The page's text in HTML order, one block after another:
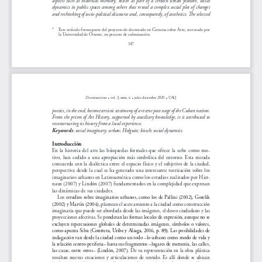
147
dynamics in public spaces among others that reveal a complex social plot of changes
and rethinking of socio-political discourse and, consequently, of aesthetics. The selected
*
Este artículo forma parte del proyecto de doctorado en Ciencias sobre Arte, rectorado por
la Universidad de Oriente, en proceso de culminación.
Diseminaciones vol. 3, núm. 6 julio-diciembre 2020 UAQ
poetics, in the end, become artistic testimony of a recent past stage of the Cuban nation.
From the prism of Art History, supported by auxiliary knowledge, it is attributed to
reconstructing its history from a local experience.
Keywords: social imaginary; urban; Holguin; kitsch; social dynamics.
Introducción
En la historia del arte las búsquedas formales que ofrece la urbe como mo
tivo, han cedido a una apropiación más simbólica del entorno. Esta mirada
concuerda con la dialéctica entre el espacio físico y el subjetivo de la ciudad,
perspectiva desde la cual se ha generado una interesante teorización sobre los
imaginarios urbanos en Latinoamérica como los estudios realizados por Hier
naux (2007) y Lindón (2007) fundamentados en la complejidad que expresan
las dinámicas de sus ciudades.
Los estudios sobre imaginarios urbanos, como los de Pallini (2002), Gorelik
(2002) y Martín (2004), plantean el acercamiento a la ciudad como construcción
imaginaria que puede ser abordada desde las imágenes, el deseo ciudadano y las
proyecciones afectivas. Se ponderan las formas locales de expresión, aunque no se
excluyen repercusiones globales de determinadas imágenes, símbolos o valores,
como apunta Silva (Contrera, Uribe y Aliaga, 2016, p. 89). Las posibilidades de
indagación van desde la ciudad como un todo –lo urbano como modo de vida y
la relación centro-periferia– hasta sus fragmentos –lugares de memoria, las calles,
las casas, entre otros– (Lindón, 2007). De su representación en la obra plástica
resultan  nuevas  creaciones  y  articulaciones  de  sentido.  Es  allí  donde  se  ubican